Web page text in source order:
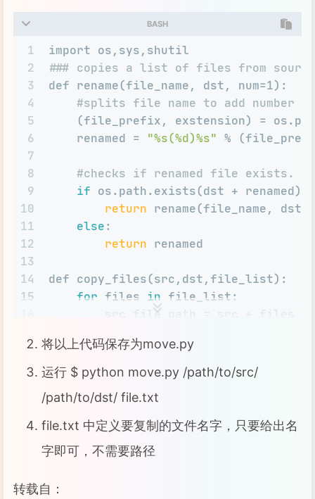
BASH
1
2
3
4
5
6
7
8
9
10
11
12
13
14
15
18
19
22
26
import os,sys,shutil
### copies a list of files from
def rename(file_name, dst, num=1):
#splits file name to add number
(file_prefix, exstension) =
    renamed =
"%s(%d)%s" %
#checks if renamed file exists.
if os.path.exists(dst + renamed):
return rename(file_name, dst,
else :
return renamed
def copy_files(src,dst,file_list):
for files in file_list:
        src_file_path = src + files
if
new_file_name =
print "Copying: "
+
# 复制操作主要就是这句
        except IOError:
将以上代码保存为move.py
运行 $ python move.py /path/to/src/
/path/to/dst/ file.txt
file.txt 中定义要复制的文件名字，只要给出名
字即可，不需要路径
转载自：